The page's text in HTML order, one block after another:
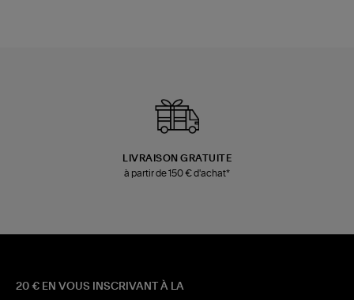
LIVRAISON GRATUITE
à partir de 150 € d'achat*
20 € EN VOUS INSCRIVANT À LA